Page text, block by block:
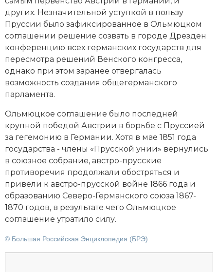
других. Незначительной уступкой в пользу
Пруссии было зафиксированное в Ольмюцком
соглашении решение созвать в городе Дрезден
конференцию всех германских государств для
пересмотра решений Венского конгресса,
однако при этом заранее отвергалась
возможность создания общегерманского
парламента.
Ольмюцкое соглашение было последней
крупной победой Австрии в борьбе с Пруссией
за гегемонию в Германии. Хотя в мае 1851 года
государства - члены «Прусской унии» вернулись
в союзное собрание, австро-прусские
противоречия продолжали обостряться и
привели к австро-прусской войне 1866 года и
образованию Северо-Германского союза 1867-
1870 годов, в результате чего Ольмюцкое
соглашение утратило силу.
© Большая Российская Энциклопедия (БРЭ)